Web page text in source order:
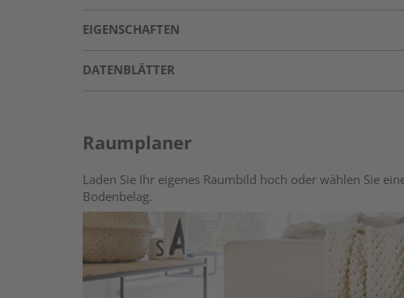
EIGENSCHAFTEN
DATENBLÄTTER
Raumplaner
Laden Sie Ihr eigenes Raumbild hoch oder wählen Sie
Bodenbelag.